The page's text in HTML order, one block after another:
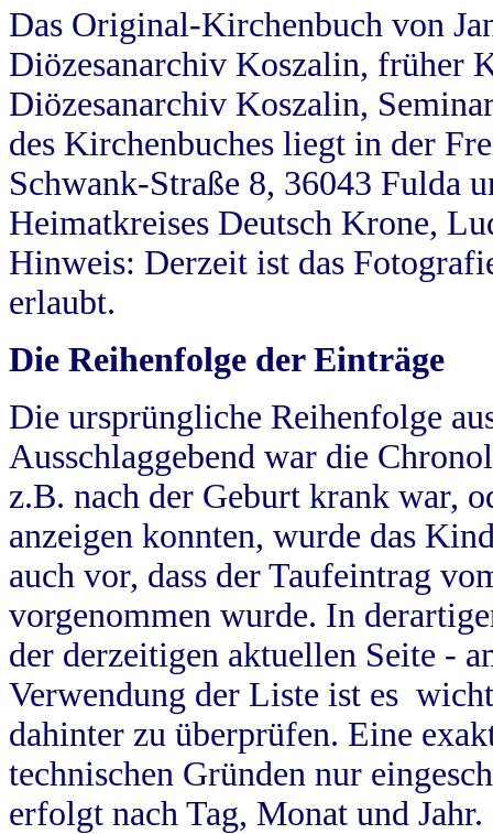
Das Original-Kirchenbuch von
Diözesanarchiv Koszalin, früher
Diözesanarchiv Koszalin,
des Kirchenbuches liegt in der
Schwank-Straße 8, 36043 Fulda
Heimatkreises Deutsch Krone,
Hinweis: Derzeit ist das
erlaubt.
Die Reihenfolge der Einträge
Die ursprüngliche Reihenfolge
Ausschlaggebend war die
z.B. nach der Geburt krank war,
anzeigen konnten, wurde das
auch vor, dass der Taufeintrag
vorgenommen wurde. In
der derzeitigen aktuellen Seite -
Verwendung der Liste ist es
dahinter zu überprüfen. Eine
technischen Gründen nur
erfolgt nach Tag, Monat und Jahr.